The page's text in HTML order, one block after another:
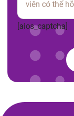
[aios_captcha]